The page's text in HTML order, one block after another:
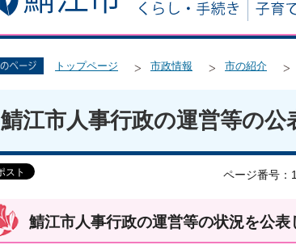
トップページ 市政情報 市の紹介
鯖江市人事行政の運営等の公
ページ番号：
鯖江市人事行政の運営等の状況を公表